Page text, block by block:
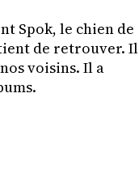
Spok, le chien de
de retrouver. Il
voisins. Il a